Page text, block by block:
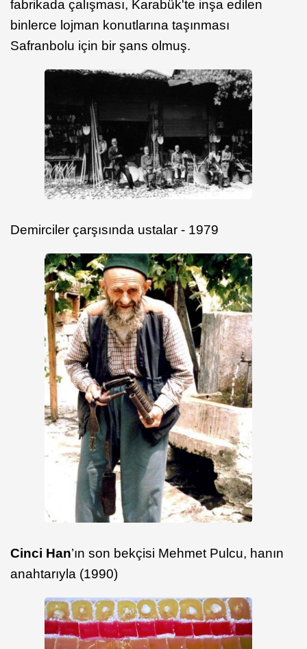
fabrikada çalışması, Karabük'te inşa edilen
binlerce lojman konutlarına taşınması
Safranbolu için bir şans olmuş.
Demirciler çarşısında ustalar - 1979
Cinci Han’ın son bekçisi Mehmet Pulcu, hanın
anahtarıyla (1990)